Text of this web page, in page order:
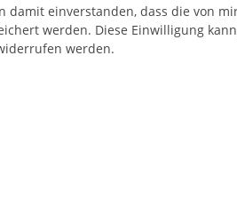
einverstanden, dass die von
werden. Diese Einwilligung
werden.